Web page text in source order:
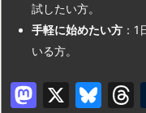
試したい方。
手軽に始めたい方 ：
いる方。
M X
Bl